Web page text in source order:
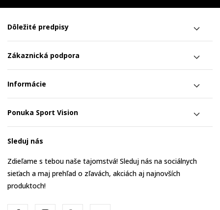
Dôležité predpisy
Zákaznická podpora
Informácie
Ponuka Sport Vision
Sleduj nás
Zdieľame s tebou naše tajomstvá! Sleduj nás na sociálnych
sieťach a maj prehľad o zľavách, akciách aj najnovších
produktoch!